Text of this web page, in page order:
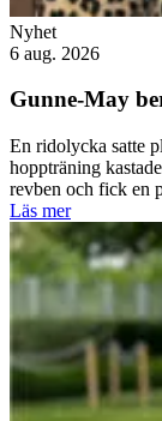
Nyhet
6 aug. 2026
Gunne-May
En ridolycka satte
hoppträning
revben och fick en
Läs mer